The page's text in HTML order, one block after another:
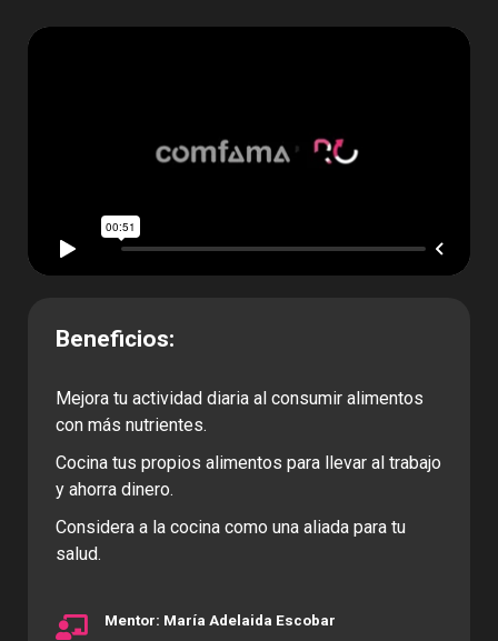
Beneficios:
Mejora tu actividad diaria al consumir alimentos
con más nutrientes.
Cocina tus propios alimentos para llevar al trabajo
y ahorra dinero.
Considera a la cocina como una aliada para tu
salud.
Mentor: María Adelaida Escobar